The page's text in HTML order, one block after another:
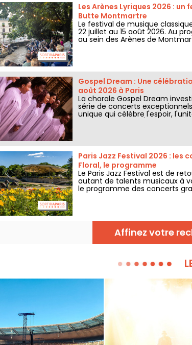
Les Arènes Lyriques 2026 :
Butte Montmartre
Le festival de musique
22 juillet au 15 août 2026. Au
au sein des Arènes de
Gospel Dream : Une
août 2026 à Paris
La chorale Gospel Dream
série de concerts
unique qui célèbre l'espoir,
Paris Jazz Festival 2026 :
Floral, le programme
Le Paris Jazz Festival est de
autant de talents musicaux à
le programme des concerts
Affinez votre